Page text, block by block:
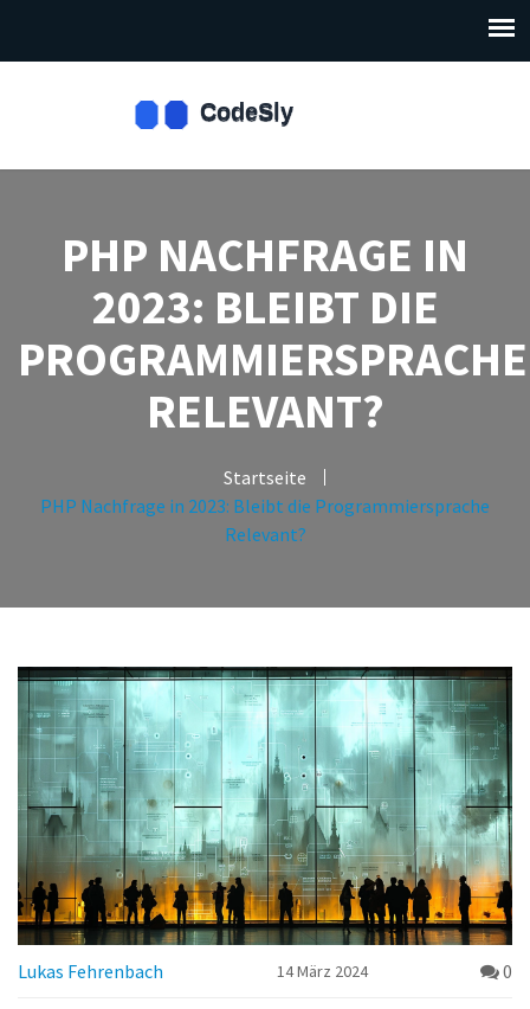
PHP NACHFRAGE IN
2023: BLEIBT DIE
PROGRAMMIERSPRACHE
RELEVANT?
Startseite
PHP Nachfrage in 2023: Bleibt die Programmiersprache
Relevant?
Lukas Fehrenbach 14 März 2024 0